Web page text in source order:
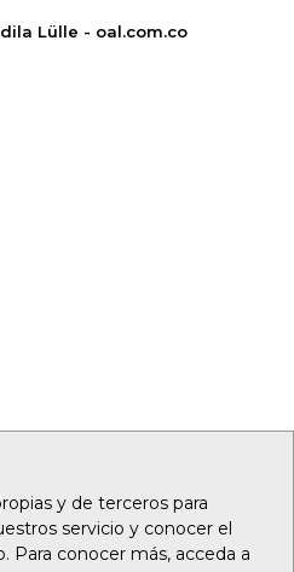
y de terceros para
servicio y conocer el
Para conocer más, acceda a
Lülle - oal.com.co